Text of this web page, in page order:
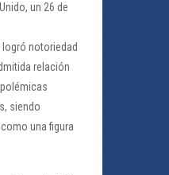
un 26 de
notoriedad
relación
siendo
una figura